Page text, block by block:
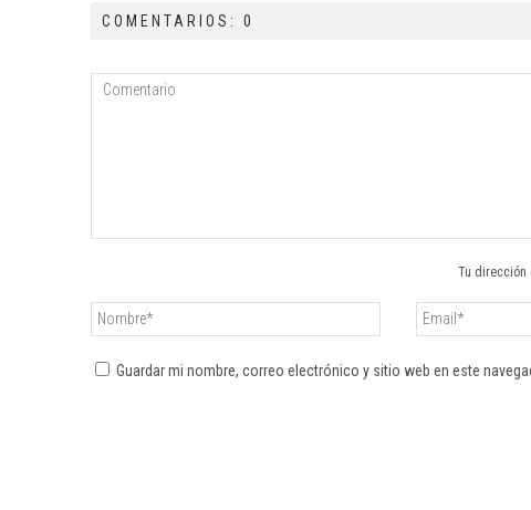
COMENTARIOS: 0
Tu dirección
Guardar mi nombre, correo electrónico y sitio web en este